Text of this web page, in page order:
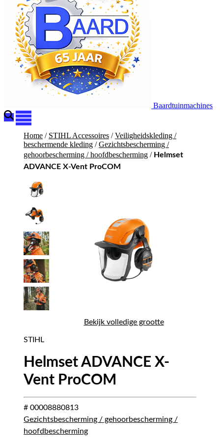
Baardtuinmachines
Home / STIHL Accessoires /Veiligheidskleding /
beschermende kleding /Gezichtsbescherming /
gehoorbescherming / hoofdbescherming / Helmset
ADVANCE X-Vent ProCOM
Bekijk volledige grootte
STIHL
Helmset ADVANCE X-
Vent ProCOM
# 00008880813
Gezichtsbescherming / gehoorbescherming /
hoofdbescherming